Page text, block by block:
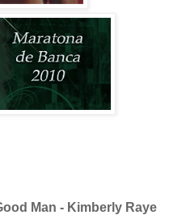
Man - Kimberly Raye